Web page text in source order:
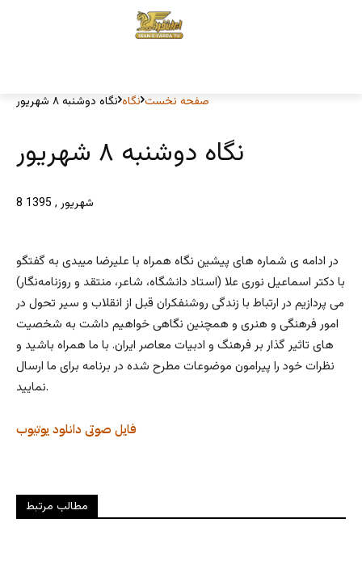
صفحه نخست نگاه نگاه دوشنبه ۸ شهریور
نگاه دوشنبه ۸ شهریور
8 شهریور , 1395
در ادامه ی شماره های پیشین نگاه همراه با علیرضا میبدی به گفتگو
با دکتر اسماعیل نوری علا (استاد دانشگاه، شاعر، منتقد و روزنامه‌نگار)
می پردازیم در ارتباط با زندگی روشنفکران قبل از انقلاب و سیر تحول در
امور فرهنگی و هنری و همچنین نگاهی خواهیم داشت به شخصیت
های تاثیر گذار بر فرهنگ و ادبیات معاصر ایران. با ما همراه باشید و
نظرات خود را پیرامون موضوعات مطرح شده در برنامه برای ما ارسال
نمایید.
یوتیوب دانلود فایل صوتی
مطالب مرتبط